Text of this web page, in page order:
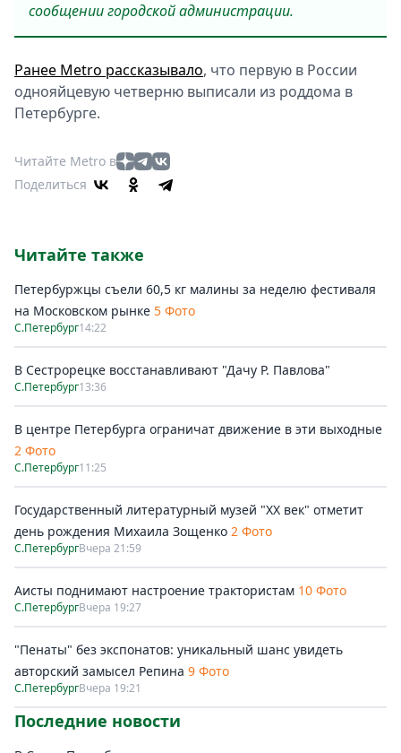
сообщении городской администрации.
Ранее Metro рассказывало, что первую в России
однояйцевую четверню выписали из роддома в
Петербурге.
Читайте Metro в
Поделиться
Читайте также
Петербуржцы съели 60,5 кг малины за неделю фестиваля
на Московском рынке 5 Фото
С.Петербург14:22
В Сестрорецке восстанавливают "Дачу Р. Павлова"
С.Петербург13:36
В центре Петербурга ограничат движение в эти выходные
2 Фото
С.Петербург11:25
Государственный литературный музей "ХХ век" отметит
день рождения Михаила Зощенко 2 Фото
С.ПетербургВчера 21:59
Аисты поднимают настроение трактористам 10 Фото
С.ПетербургВчера 19:27
"Пенаты" без экспонатов: уникальный шанс увидеть
авторский замысел Репина 9 Фото
С.ПетербургВчера 19:21
Последние новости